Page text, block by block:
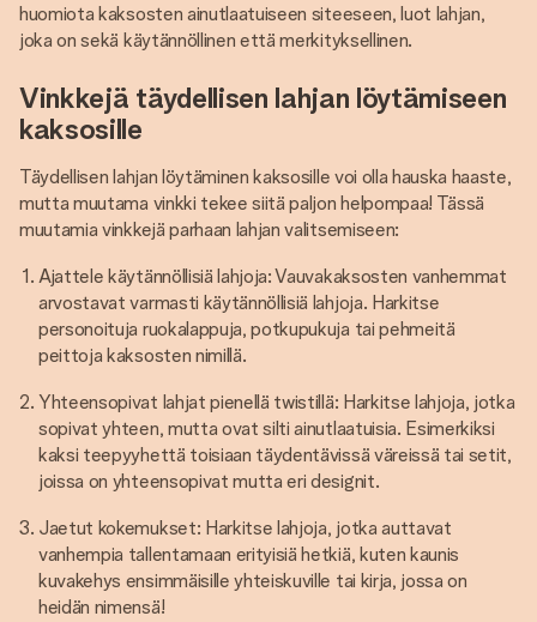
huomiota kaksosten ainutlaatuiseen siteeseen, luot lahjan,
joka on sekä käytännöllinen että merkityksellinen.
Vinkkejä täydellisen lahjan löytämiseen
kaksosille
Täydellisen lahjan löytäminen kaksosille voi olla hauska haaste,
mutta muutama vinkki tekee siitä paljon helpompaa! Tässä
muutamia vinkkejä parhaan lahjan valitsemiseen:
Ajattele käytännöllisiä lahjoja: Vauvakaksosten vanhemmat
arvostavat varmasti käytännöllisiä lahjoja. Harkitse
personoituja ruokalappuja, potkupukuja tai pehmeitä
peittoja kaksosten nimillä.
Yhteensopivat lahjat pienellä twistillä: Harkitse lahjoja, jotka
sopivat yhteen, mutta ovat silti ainutlaatuisia. Esimerkiksi
kaksi teepyyhettä toisiaan täydentävissä väreissä tai setit,
joissa on yhteensopivat mutta eri designit.
Jaetut kokemukset: Harkitse lahjoja, jotka auttavat
vanhempia tallentamaan erityisiä hetkiä, kuten kaunis
kuvakehys ensimmäisille yhteiskuville tai kirja, jossa on
heidän nimensä!